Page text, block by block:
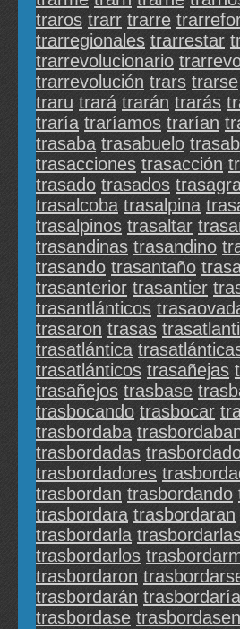
traros trarr trarre
trarregionales trarrestar
trarrevolucionario
trarrevolución trars trarse
traru trará trarán trarás
traría traríamos trarían
trasaba trasabuelo
trasacciones trasacción
trasado trasados
trasalcoba trasalpina
trasalpinos trasaltar
trasandinas trasandino
trasando trasantaño
trasanterior trasantier
trasantlánticos
trasaron trasas
trasatlántica
trasatlánticos trasañejas
trasañejos trasbase
trasbocando trasbocar
trasbordaba
trasbordadas
trasbordadores
trasbordan trasbordando
trasbordara trasbordaran
trasbordarla
trasbordarlos
trasbordaron
trasbordarán trasbordaría
trasbordase trasbordasen